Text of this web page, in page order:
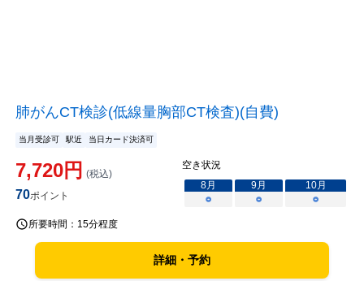
肺がんCT検診(低線量胸部CT検査)(自費)
当月受診可 駅近 当日カード決済可
7,720円 (税込)
70ポイント
空き状況
8月 9月 10月
○
○ ○
所要時間： 15分程度
詳細・予約